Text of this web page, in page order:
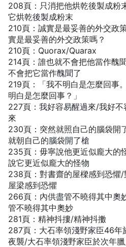
208頁：只消把他烘乾後製成粉
它烘乾後製成粉末
210頁：誠實是最妥善的外交政
實是最妥善的外交政策嗎？
210頁：Quorax/Quarax
214頁：誰也就不會把他當作醜
不會把它當作醜聞了
219頁：「我不明白是怎麼回事
明白是怎麼回事？」
227頁：我好容易醒過來/我好不
來
230頁：突然就照自己的腦袋開
就朝自己的腦袋開了槍
235頁：毋寧說他更近似龐大的
說它更近似龐大的怪物
238頁：對書齋的屋樑感到恐懼/
屋梁感到恐懼
266頁：內供盡管不曉得其中奧
管不曉得其中奧妙
281頁：精神抖摟/精神抖擻
287頁：大石率領淺野家臣46年
夜襲/大石率領淺野家臣於次年